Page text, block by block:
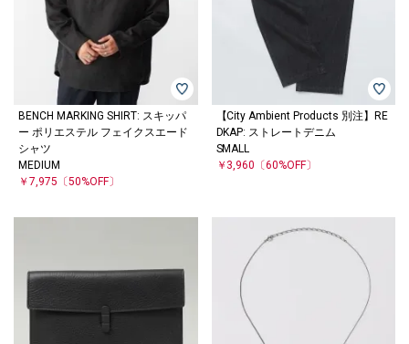
BENCH MARKING SHIRT: スキッパ
ー ポリエステル フェイクスエード
シャツ
MEDIUM
￥7,975 〔50%OFF〕
【City Ambient Products 別注】RE
DKAP: ストレートデニム
SMALL
￥3,960 〔60%OFF〕